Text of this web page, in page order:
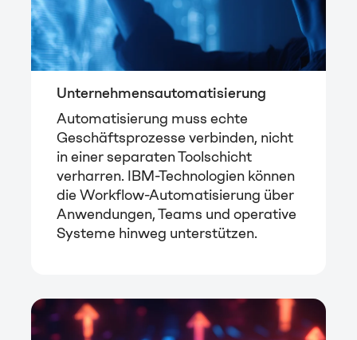
Unternehmensautomatisierung
Automatisierung muss echte
Geschäftsprozesse verbinden, nicht
in einer separaten Toolschicht
verharren. IBM-Technologien können
die Workflow-Automatisierung über
Anwendungen, Teams und operative
Systeme hinweg unterstützen.